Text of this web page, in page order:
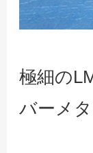
極細の
バーメ